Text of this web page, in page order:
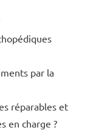
par la
réparables et
en charge ?